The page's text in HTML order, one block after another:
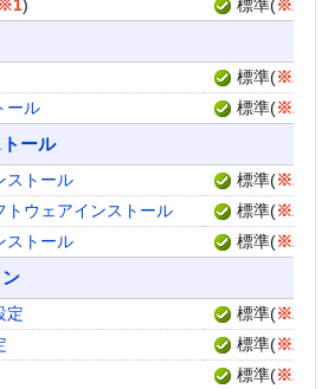
※1) 標準(※2
標準(※2
ール
標準(※2
ール
ストール 標準(※2
トウェアインストール
標準(※2
ストール
標準(※2
定 標準(※2
標準(※2
標準(※2